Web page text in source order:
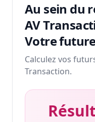
Au sein du
AV
Votre
Calculez vos
Transaction.